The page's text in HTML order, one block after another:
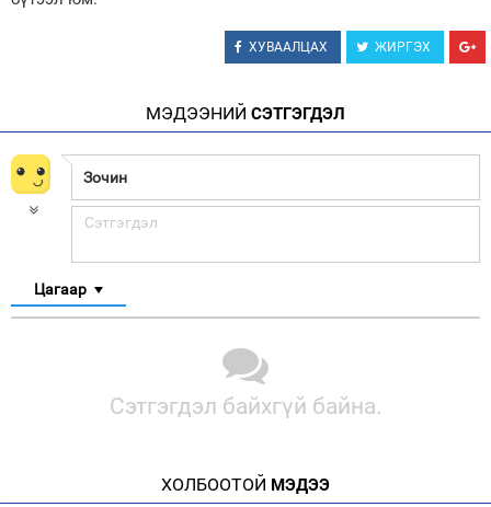
ХУВААЛЦАХ ЖИРГЭХ
МЭДЭЭНИЙ СЭТГЭГДЭЛ
Цагаар
Сэтгэгдэл байхгүй байна.
ХОЛБООТОЙ МЭДЭЭ